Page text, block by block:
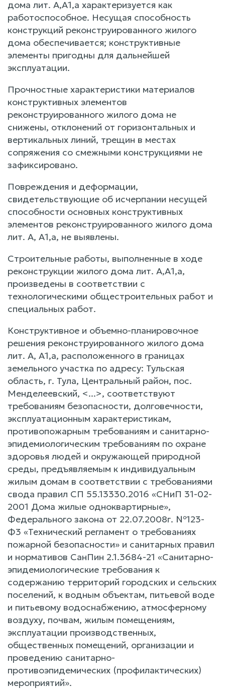
дома лит. А,А1,а характеризуется как
работоспособное. Несущая способность
конструкций реконструированного жилого
дома обеспечивается; конструктивные
элементы пригодны для дальнейшей
эксплуатации.
Прочностные характеристики материалов
конструктивных элементов
реконструированного жилого дома не
снижены, отклонений от горизонтальных и
вертикальных линий, трещин в местах
сопряжения со смежными конструкциями не
зафиксировано.
Повреждения и деформации,
свидетельствующие об исчерпании несущей
способности основных конструктивных
элементов реконструированного жилого дома
лит. А, А1,а, не выявлены.
Строительные работы, выполненные в ходе
реконструкции жилого дома лит. А,А1,а,
произведены в соответствии с
технологическими общестроительных работ и
специальных работ.
Конструктивное и объемно-планировочное
решения реконструированного жилого дома
лит. А, А1,а, расположенного в границах
земельного участка по адресу: Тульская
область, г. Тула, Центральный район, пос.
Менделеевский, <...>, соответствуют
требованиям безопасности, долговечности,
эксплуатационным характеристикам,
противопожарным требованиям и санитарно-
эпидемиологическим требованиям по охране
здоровья людей и окружающей природной
среды, предъявляемым к индивидуальным
жилым домам в соответствии с требованиями
свода правил СП 55.13330.2016 «СНиП 31-02-
2001 Дома жилые одноквартирные»,
Федерального закона от 22.07.2008г. №123-
Ф3 «Технический регламент о требованиях
пожарной безопасности» и санитарных правил
и нормативов СанПин 2.1.3684-21 «Санитарно-
эпидемиологические требования к
содержанию территорий городских и сельских
поселений, к водным объектам, питьевой воде
и питьевому водоснабжению, атмосферному
воздуху, почвам, жилым помещениям,
эксплуатации производственных,
общественных помещений, организации и
проведению санитарно-
противоэпидемических (профилактических)
мероприятий».